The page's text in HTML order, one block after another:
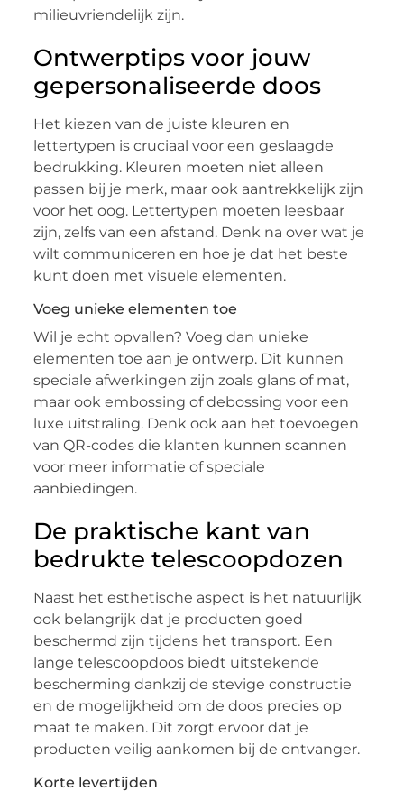
milieuvriendelijk zijn.
Ontwerptips voor jouw
gepersonaliseerde doos
Het kiezen van de juiste kleuren en
lettertypen is cruciaal voor een geslaagde
bedrukking. Kleuren moeten niet alleen
passen bij je merk, maar ook aantrekkelijk zijn
voor het oog. Lettertypen moeten leesbaar
zijn, zelfs van een afstand. Denk na over wat je
wilt communiceren en hoe je dat het beste
kunt doen met visuele elementen.
Voeg unieke elementen toe
Wil je echt opvallen? Voeg dan unieke
elementen toe aan je ontwerp. Dit kunnen
speciale afwerkingen zijn zoals glans of mat,
maar ook embossing of debossing voor een
luxe uitstraling. Denk ook aan het toevoegen
van QR-codes die klanten kunnen scannen
voor meer informatie of speciale
aanbiedingen.
De praktische kant van
bedrukte telescoopdozen
Naast het esthetische aspect is het natuurlijk
ook belangrijk dat je producten goed
beschermd zijn tijdens het transport. Een
lange telescoopdoos biedt uitstekende
bescherming dankzij de stevige constructie
en de mogelijkheid om de doos precies op
maat te maken. Dit zorgt ervoor dat je
producten veilig aankomen bij de ontvanger.
Korte levertijden